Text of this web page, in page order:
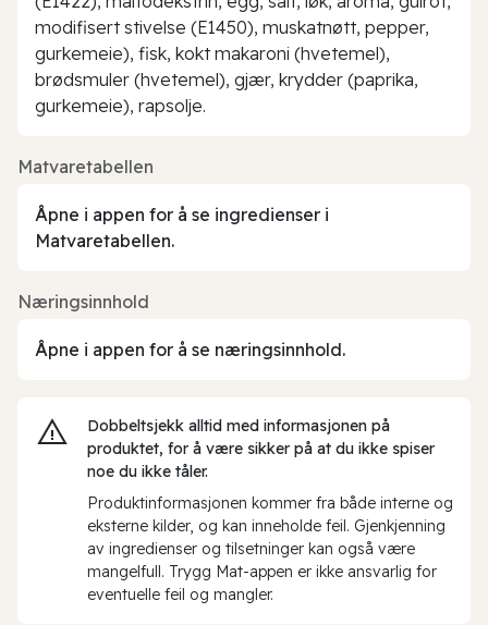
modifisert stivelse (E1450), muskatnøtt, pepper,
gurkemeie), fisk, kokt makaroni (hvetemel),
brødsmuler (hvetemel), gjær, krydder (paprika,
gurkemeie), rapsolje.
Matvaretabellen
Åpne i appen for å se ingredienser i
Matvaretabellen.
Næringsinnhold
Åpne i appen for å se næringsinnhold.
Dobbeltsjekk alltid med informasjonen på
produktet, for å være sikker på at du ikke spiser
noe du ikke tåler.
Produktinformasjonen kommer fra både interne og
eksterne kilder, og kan inneholde feil. Gjenkjenning
av ingredienser og tilsetninger kan også være
mangelfull. Trygg Mat-appen er ikke ansvarlig for
eventuelle feil og mangler.